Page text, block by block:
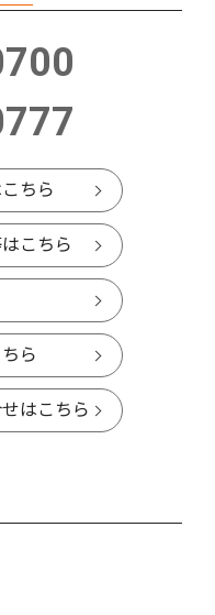
ちら
こちら
ら
はこちら